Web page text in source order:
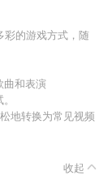
彩的游戏方式，随
曲和表演
地转换为常见视频
收起